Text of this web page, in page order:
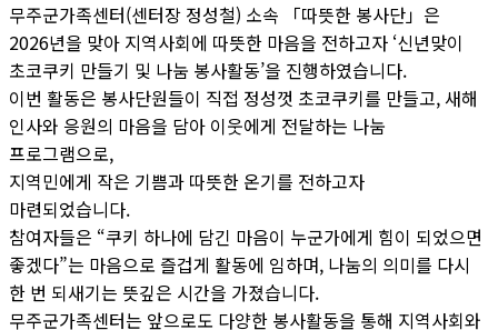
무주군가족센터(센터장 정성철) 소속 「따뜻한 봉사단」은
2026년을 맞아 지역사회에 따뜻한 마음을 전하고자 ‘신년맞이
초코쿠키 만들기 및 나눔 봉사활동’을 진행하였습니다.
이번 활동은 봉사단원들이 직접 정성껏 초코쿠키를 만들고, 새해
인사와 응원의 마음을 담아 이웃에게 전달하는 나눔
프로그램으로,
지역민에게 작은 기쁨과 따뜻한 온기를 전하고자
마련되었습니다.
참여자들은 “쿠키 하나에 담긴 마음이 누군가에게 힘이 되었으면
좋겠다”는 마음으로 즐겁게 활동에 임하며, 나눔의 의미를 다시
한 번 되새기는 뜻깊은 시간을 가졌습니다.
무주군가족센터는 앞으로도 다양한 봉사활동을 통해 지역사회와